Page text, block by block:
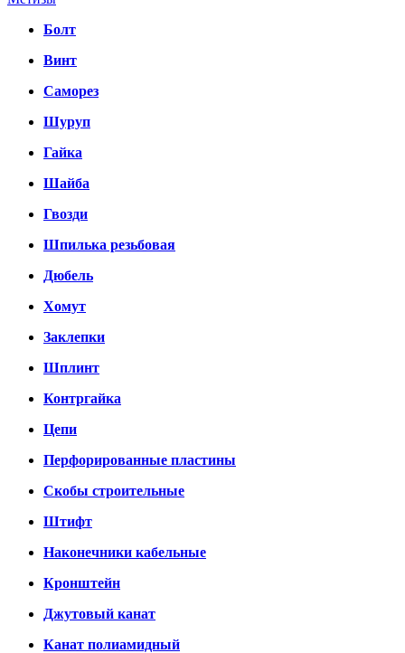
Болт
Винт
Саморез
Шуруп
Гайка
Шайба
Гвозди
Шпилька резьбовая
Дюбель
Хомут
Заклепки
Шплинт
Контргайка
Цепи
Перфорированные пластины
Скобы строительные
Штифт
Наконечники кабельные
Кронштейн
Джутовый канат
Канат полиамидный